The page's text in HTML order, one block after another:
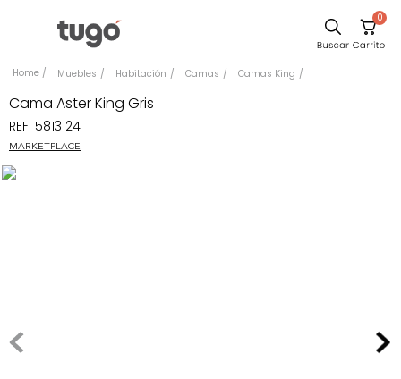
0
Muebles Habitación Camas Camas King
Cama Aster King Gris
REF: 5813124
MARKETPLACE
Comedor
Escritorio